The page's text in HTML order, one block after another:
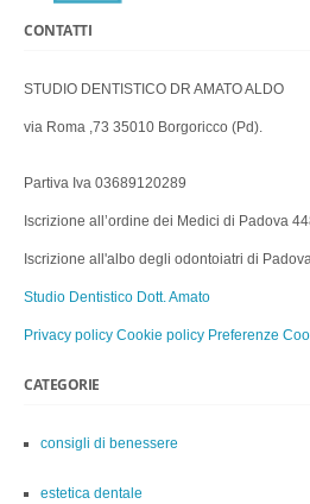
CONTATTI
STUDIO DENTISTICO DR AMATO ALDO
via Roma ,73 35010 Borgoricco (Pd).
Partiva Iva 03689120289
Iscrizione all’ordine dei Medici di Padova
Iscrizione all'albo degli odontoiatri di
Studio Dentistico Dott. Amato
Privacy policy Cookie policy Preferenze
CATEGORIE
consigli di benessere
estetica dentale